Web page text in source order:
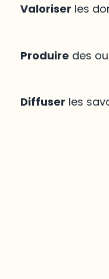
Valoriser les
Produire des
Diffuser les